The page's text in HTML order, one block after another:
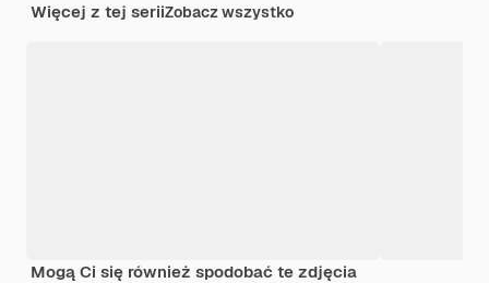
Więcej z tej seriiZobacz wszystko
Mogą Ci się również spodobać te zdjęcia